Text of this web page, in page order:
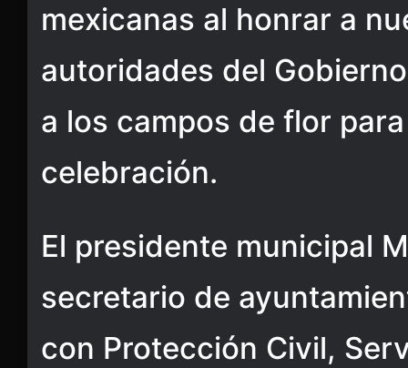
mexicanas al honrar a
autoridades del
a los campos de flor
celebración.
El presidente municipal
secretario de
con Protección Civil,